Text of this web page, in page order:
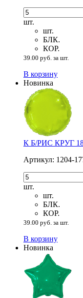
шт.
шт.
БЛК.
КОР.
39.00 руб. за шт.
В корзину
Новинка
К Б/РИС КРУГ
Артикул: 1204-
шт.
шт.
БЛК.
КОР.
39.00 руб. за шт.
В корзину
Новинка